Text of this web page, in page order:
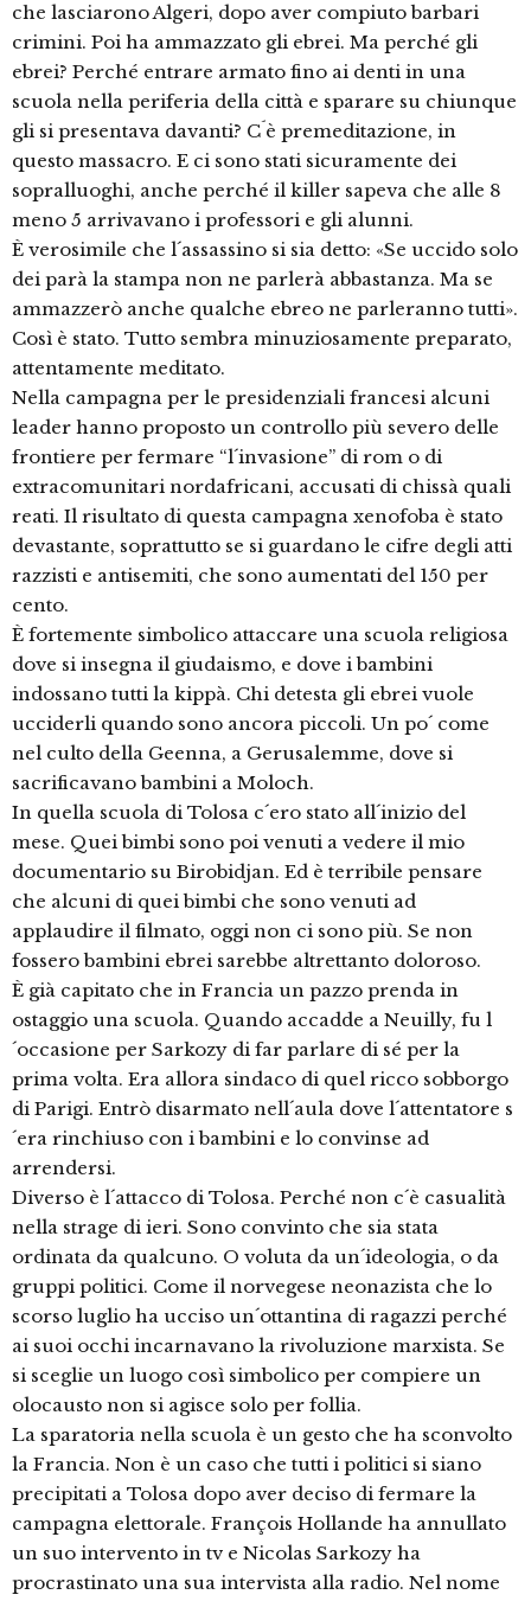
che lasciarono Algeri, dopo aver compiuto barbari
crimini. Poi ha ammazzato gli ebrei. Ma perché gli
ebrei? Perché entrare armato fino ai denti in una
scuola nella periferia della città e sparare su chiunque
gli si presentava davanti? C´è premeditazione, in
questo massacro. E ci sono stati sicuramente dei
sopralluoghi, anche perché il killer sapeva che alle 8
meno 5 arrivavano i professori e gli alunni.
È verosimile che l´assassino si sia detto: «Se uccido solo
dei parà la stampa non ne parlerà abbastanza. Ma se
ammazzerò anche qualche ebreo ne parleranno tutti».
Così è stato. Tutto sembra minuziosamente preparato,
attentamente meditato.
Nella campagna per le presidenziali francesi alcuni
leader hanno proposto un controllo più severo delle
frontiere per fermare “l´invasione” di rom o di
extracomunitari nordafricani, accusati di chissà quali
reati. Il risultato di questa campagna xenofoba è stato
devastante, soprattutto se si guardano le cifre degli atti
razzisti e antisemiti, che sono aumentati del 150 per
cento.
È fortemente simbolico attaccare una scuola religiosa
dove si insegna il giudaismo, e dove i bambini
indossano tutti la kippà. Chi detesta gli ebrei vuole
ucciderli quando sono ancora piccoli. Un po´ come
nel culto della Geenna, a Gerusalemme, dove si
sacrificavano bambini a Moloch.
In quella scuola di Tolosa c´ero stato all´inizio del
mese. Quei bimbi sono poi venuti a vedere il mio
documentario su Birobidjan. Ed è terribile pensare
che alcuni di quei bimbi che sono venuti ad
applaudire il filmato, oggi non ci sono più. Se non
fossero bambini ebrei sarebbe altrettanto doloroso.
È già capitato che in Francia un pazzo prenda in
ostaggio una scuola. Quando accadde a Neuilly, fu l
´occasione per Sarkozy di far parlare di sé per la
prima volta. Era allora sindaco di quel ricco sobborgo
di Parigi. Entrò disarmato nell´aula dove l´attentatore s
´era rinchiuso con i bambini e lo convinse ad
arrendersi.
Diverso è l´attacco di Tolosa. Perché non c´è casualità
nella strage di ieri. Sono convinto che sia stata
ordinata da qualcuno. O voluta da un´ideologia, o da
gruppi politici. Come il norvegese neonazista che lo
scorso luglio ha ucciso un´ottantina di ragazzi perché
ai suoi occhi incarnavano la rivoluzione marxista. Se
si sceglie un luogo così simbolico per compiere un
olocausto non si agisce solo per follia.
La sparatoria nella scuola è un gesto che ha sconvolto
la Francia. Non è un caso che tutti i politici si siano
precipitati a Tolosa dopo aver deciso di fermare la
campagna elettorale. François Hollande ha annullato
un suo intervento in tv e Nicolas Sarkozy ha
procrastinato una sua intervista alla radio. Nel nome